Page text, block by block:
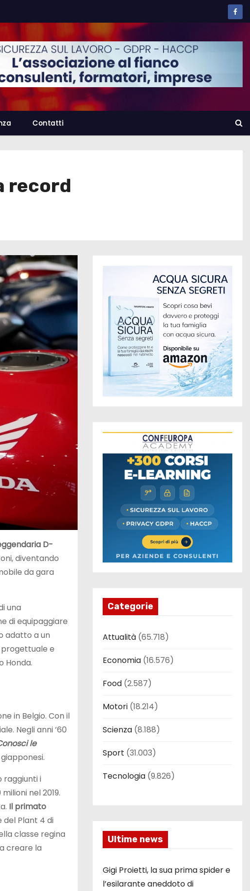
Contatti
record
D-
diventando
da gara
una
di equipaggiare
adatto a un
e
Honda.
in Belgio. Con il
Negli anni ’60
le
raggiunti i
nel 2019.
Il primato
del Plant 4 di
classe regina
creare la
Categorie
Attualità (65.718)
Economia (16.576)
Food (2.587)
Motori (18.214)
Scienza (8.188)
Sport (31.003)
Tecnologia (9.826)
Ultime news
Gigi Proietti, la sua prima spider e
l’esilarante aneddoto di